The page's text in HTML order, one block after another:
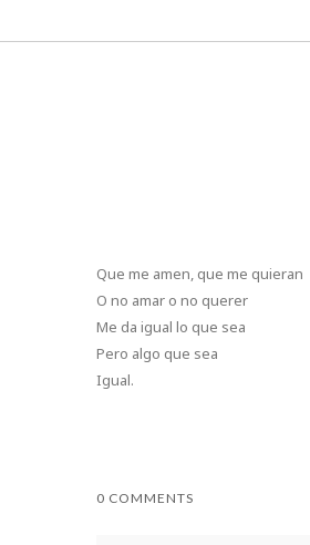
Que me amen, que me quieran
O no amar o no querer
Me da igual lo que sea
Pero algo que sea
Igual.
0 COMMENTS